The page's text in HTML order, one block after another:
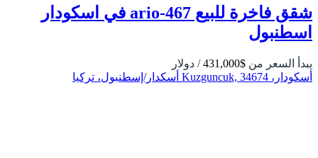
شقق فاخرة للبيع ario-467 في اسكودار
اسطنبول
يبدأ السعر من $431,000
/ دولار
أسكودار، Kuzguncuk, 34674 أسكدار/إسطنبول، تركيا